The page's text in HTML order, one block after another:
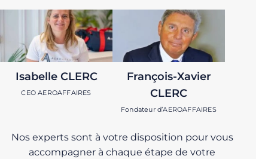
Isabelle CLERC
CEO AEROAFFAIRES
François-Xavier
CLERC
Fondateur d’AEROAFFAIRES
Nos experts sont à votre disposition pour vous
accompagner à chaque étape de votre